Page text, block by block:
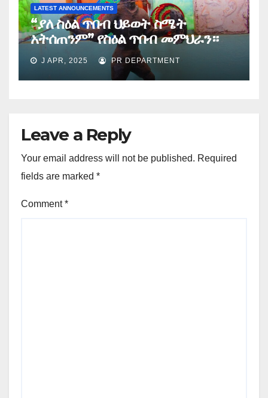
LATEST ANNOUNCEMENTS
“ያለ ስዕል ጥበብ ህይወት ስሜት
አትሰጠንም” የስዕል ጥበብ መምህራን።
J APR, 2025 PR DEPARTMENT
Leave a Reply
Your email address will not be published. Required
fields are marked *
Comment*